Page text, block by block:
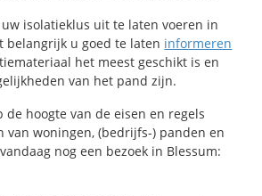
isolatieklus uit te laten voeren in
belangrijk u goed te laten informeren
het meest geschikt is en
van het pand zijn.
de hoogte van de eisen en regels
van woningen, (bedrijfs-) panden en
nog een bezoek in Blessum: